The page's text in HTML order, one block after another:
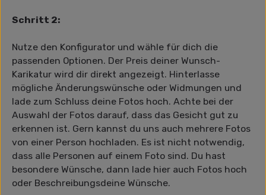
Schritt 2:
Nutze den Konfigurator und wähle für dich die
passenden Optionen. Der Preis deiner Wunsch-
Karikatur wird dir direkt angezeigt. Hinterlasse
mögliche Änderungswünsche oder Widmungen und
lade zum Schluss deine Fotos hoch. Achte bei der
Auswahl der Fotos darauf, dass das Gesicht gut zu
erkennen ist. Gern kannst du uns auch mehrere Fotos
von einer Person hochladen. Es ist nicht notwendig,
dass alle Personen auf einem Foto sind. Du hast
besondere Wünsche, dann lade hier auch Fotos hoch
oder Beschreibungsdeine Wünsche.